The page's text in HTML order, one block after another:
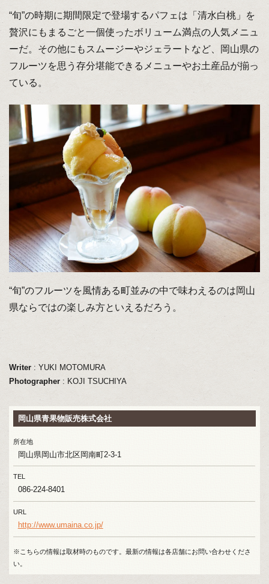
“旬”の時期に期間限定で登場するパフェは「清水白桃」を
贅沢にもまるごと一個使ったボリューム満点の人気メニュ
ーだ。その他にもスムージーやジェラートなど、岡山県の
フルーツを思う存分堪能できるメニューやお土産品が揃っ
ている。
“旬”のフルーツを風情ある町並みの中で味わえるのは岡山
県ならではの楽しみ方といえるだろう。
Writer: YUKI MOTOMURA
Photographer: KOJI TSUCHIYA
岡山県青果物販売株式会社
所在地
岡山県岡山市北区岡南町2-3-1
TEL
086-224-8401
URL
http://www.umaina.co.jp/
※こちらの情報は取材時のものです。最新の情報は各店舗にお問い合わせくださ
い。